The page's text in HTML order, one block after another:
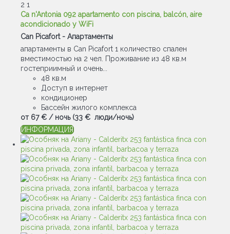
2 1
Ca n'Antonia 092 apartamento con piscina, balcón, aire
acondicionado y WiFi
Can Picafort - Апартаменты
апартаменты в Can Picafort 1 количество спален
вместимостью на 2 чел. Проживание из 48 кв.м
гостеприимный и очень...
48 кв.м
Доступ в интернет
кондиционер
Бассейн жилого комплекса
от 67 € / ночь (33 € люди/ночь)
ИНФОРМАЦИЯ